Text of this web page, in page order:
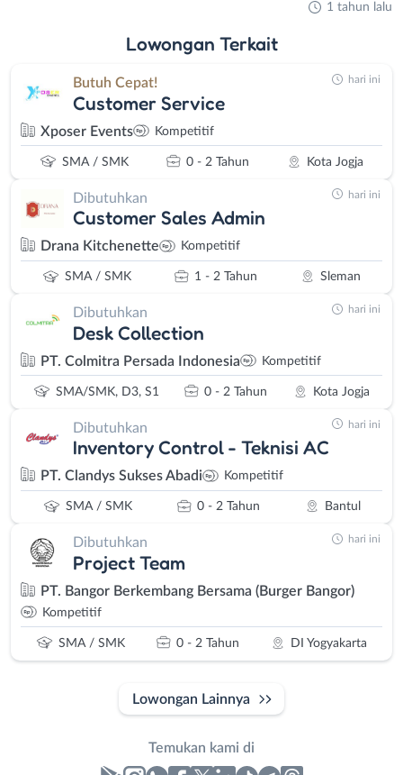
1 tahun lalu
Lowongan Terkait
Butuh Cepat!
Customer Service
Xposer Events Kompetitif
SMA / SMK 0 - 2 Tahun Kota Jogja
hari ini
Dibutuhkan
Customer Sales Admin
Drana Kitchenette Kompetitif
SMA / SMK 1 - 2 Tahun Sleman
hari ini
Dibutuhkan
Desk Collection
PT. Colmitra Persada Indonesia Kompetitif
SMA/SMK, D3, S1 0 - 2 Tahun Kota Jogja
hari ini
Dibutuhkan
Inventory Control - Teknisi AC
PT. Clandys Sukses Abadi Kompetitif
SMA / SMK 0 - 2 Tahun Bantul
hari ini
Dibutuhkan
Project Team
PT. Bangor Berkembang Bersama (Burger Bangor)
Kompetitif
SMA / SMK 0 - 2 Tahun DI Yogyakarta
hari ini
Lowongan Lainnya
Temukan kami di